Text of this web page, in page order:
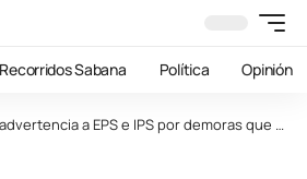
Sabana Política Opinión
a EPS e IPS por demoras que afectaron la atención de una adulta mayor